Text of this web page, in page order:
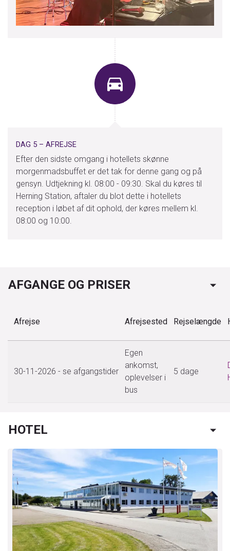
DAG 5 – AFREJSE
Efter den sidste omgang i hotellets skønne
morgenmadsbuffet er det tak for denne gang og på
gensyn. Udtjekning kl. 08:00 - 09:30. Skal du køres til
Herning Station, aftaler du blot dette i hotellets
reception i løbet af dit ophold, der køres mellem kl.
08:00 og 10:00.
AFGANGE OG PRISER
Afrejse Afrejsested Rejselængde
30-11-2026 - se afgangstider
Egen
ankomst,
oplevelser i
bus
5 dage
HOTEL